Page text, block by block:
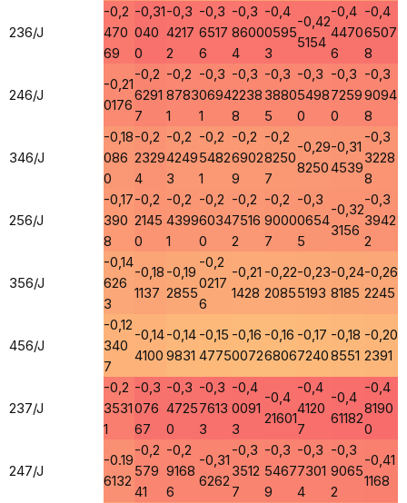
236/J
-0,2
470
69
-0,31
040
0
-0,3
4217
2
-0,3
6517
6
-0,3
8600
4
-0,4
0595
3
-0,42
5154
-0,4
4470
6
-0,4
6507
8
246/J
-0,21
0176
-0,2
6291
7
-0,2
8783
1
-0,3
0694
1
-0,3
2238
8
-0,3
3880
5
-0,3
5498
0
-0,3
7259
0
-0,3
9094
8
346/J
-0,18
086
0
-0,2
2329
4
-0,2
4249
3
-0,2
5482
1
-0,2
6902
9
-0,2
8250
7
-0,29
8250
-0,31
4539
-0,3
3228
8
256/J
-0,17
390
8
-0,2
2145
0
-0,2
4399
1
-0,2
6034
0
-0,2
7516
2
-0,2
9000
7
-0,3
0654
5
-0,32
3156
-0,3
3942
2
356/J
-0,14
626
3
-0,18
1137
-0,19
2855
-0,2
0217
6
-0,21
1428
-0,22
2085
-0,23
5193
-0,24
8185
-0,26
2245
456/J
-0,12
340
7
-0,14
4100
-0,14
9831
-0,15
4775
-0,16
0072
-0,16
6806
-0,17
7240
-0,18
8551
-0,20
2391
237/J
-0,2
3531
1
-0,3
076
67
-0,3
4725
0
-0,3
7613
3
-0,4
0091
3
-0,4
21601
-0,4
4120
7
-0,4
61182
-0,4
8190
0
247/J
-0.19
6132
-0,2
579
41
-0,2
9168
6
-0,31
6262
-0,3
3512
7
-0,3
5467
9
-0,3
7301
4
-0,3
9065
2
-0,41
1168